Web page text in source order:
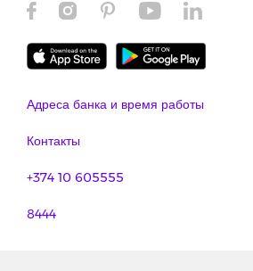
Адреса банка и время работы
Контакты
+374 10 605555
8444